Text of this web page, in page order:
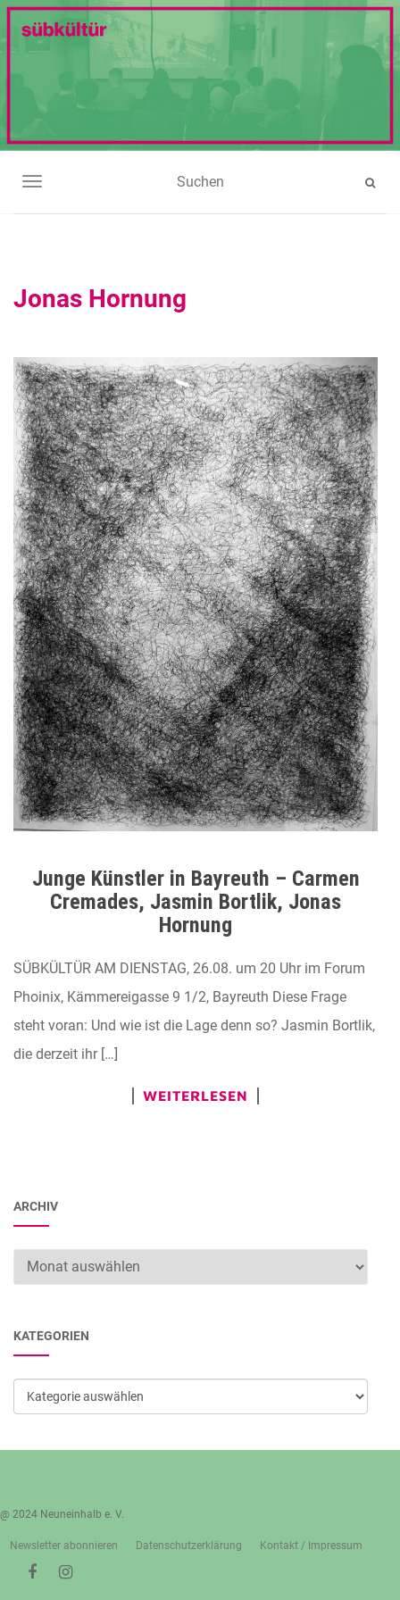
NAVIGATION UMSCHALTEN
Jonas Hornung
Junge Künstler in Bayreuth – Carmen
Cremades, Jasmin Bortlik, Jonas
Hornung
SÜBKÜLTÜR AM DIENSTAG, 26.08. um 20 Uhr im Forum
Phoinix, Kämmereigasse 9 1/2, Bayreuth Diese Frage
steht voran: Und wie ist die Lage denn so? Jasmin Bortlik,
die derzeit ihr […]
WEITERLESEN
ARCHIV
Archiv
KATEGORIEN
Kategorien
@ 2024 Neuneinhalb e. V.
Newsletter abonnieren Datenschutzerklärung Kontakt / Impressum